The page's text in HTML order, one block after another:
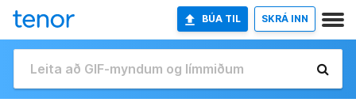
BÚA TIL SKRÁ INN